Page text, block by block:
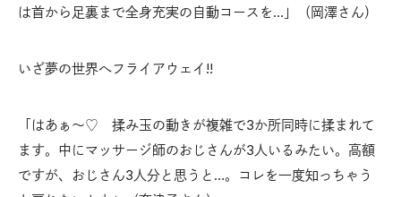
は首から足裏まで全身充実の自動コースを…」（岡澤さん）
いざ夢の世界へフライアウェイ!!
「はあぁ〜♡ 揉み玉の動きが複雑で3か所同時に揉まれて
ます。中にマッサージ師のおじさんが3人いるみたい。高額
ですが、おじさん3人分と思うと…。コレを一度知っちゃう